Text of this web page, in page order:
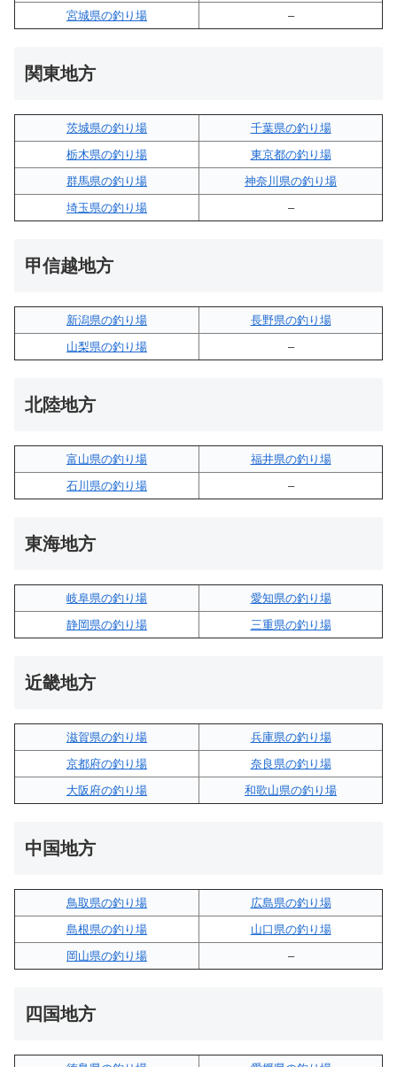
宮城県の釣り場
–
関東地方
茨城県の釣り場
千葉県の釣り場
栃木県の釣り場
東京都の釣り場
群馬県の釣り場
神奈川県の釣り場
埼玉県の釣り場
–
甲信越地方
新潟県の釣り場
長野県の釣り場
山梨県の釣り場
–
北陸地方
富山県の釣り場
福井県の釣り場
石川県の釣り場
–
東海地方
岐阜県の釣り場
愛知県の釣り場
静岡県の釣り場
三重県の釣り場
近畿地方
滋賀県の釣り場
兵庫県の釣り場
京都府の釣り場
奈良県の釣り場
大阪府の釣り場
和歌山県の釣り場
中国地方
鳥取県の釣り場
広島県の釣り場
島根県の釣り場
山口県の釣り場
岡山県の釣り場
–
四国地方